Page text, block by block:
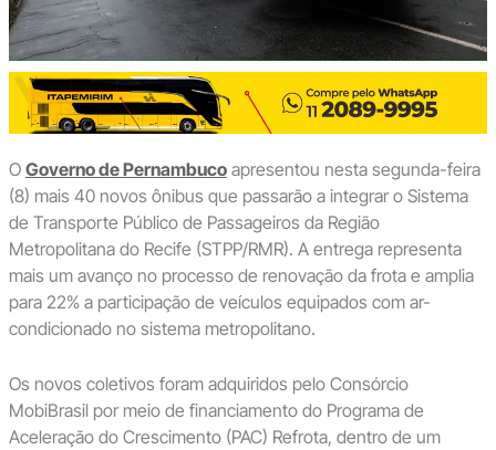
O Governo de Pernambucoapresentou nesta segunda-feira
(8) mais 40 novos ônibus que passarão a integrar o Sistema
de Transporte Público de Passageiros da Região
Metropolitana do Recife (STPP/RMR). A entrega representa
mais um avanço no processo de renovação da frota e amplia
para 22% a participação de veículos equipados com ar-
condicionado no sistema metropolitano.
Os novos coletivos foram adquiridos pelo Consórcio
MobiBrasil por meio de financiamento do Programa de
Aceleração do Crescimento (PAC) Refrota, dentro de um